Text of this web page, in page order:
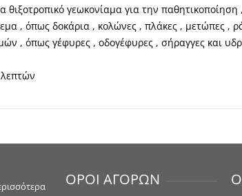
θιξοτροπικό γεωκονίαμα για την
, όπως δοκάρια , κολώνες , πλάκες , μετώπες ,
, όπως γέφυρες , οδογέφυρες , σήραγγες και
ΟΡΟΙ ΑΓΟΡΩΝ